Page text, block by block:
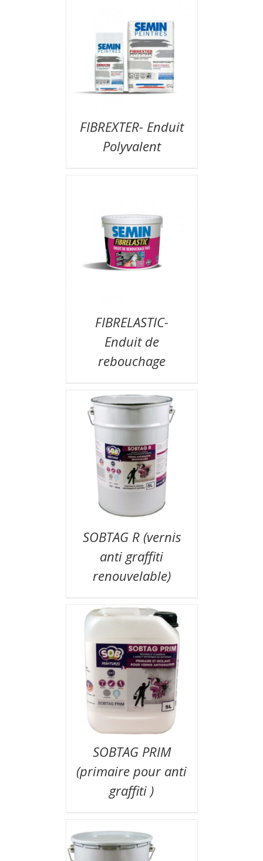
FIBREXTER- Enduit
Polyvalent
FIBRELASTIC-
Enduit de
rebouchage
SOBTAG R (vernis
anti graffiti
renouvelable)
SOBTAG PRIM
(primaire pour anti
graffiti )